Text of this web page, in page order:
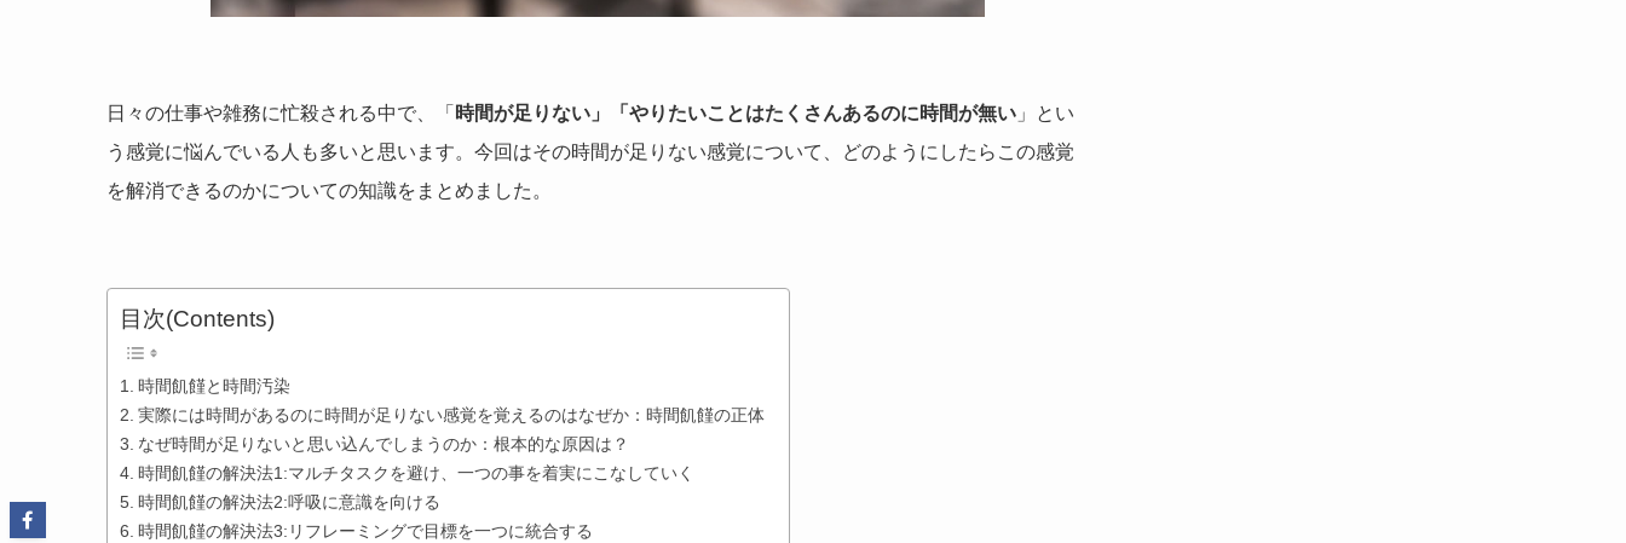
日々の仕事や雑務に忙殺される中で、「 時間が足りない」「やりたいことはたくさんあるのに時間が無い 」とい
う感覚に悩んでいる人も多いと思います。今回はその時間が足りない感覚について、どのようにしたらこの感覚
を解消できるのかについての知識をまとめました。
目次(Contents)
時間飢饉と時間汚染
実際には時間があるのに時間が足りない感覚を覚えるのはなぜか：時間飢饉の正体
なぜ時間が足りないと思い込んでしまうのか：根本的な原因は？
時間飢饉の解決法1:マルチタスクを避け、一つの事を着実にこなしていく
時間飢饉の解決法2:呼吸に意識を向ける
時間飢饉の解決法3:リフレーミングで目標を一つに統合する